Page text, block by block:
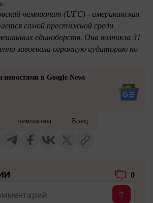
чемпионат (UFC) - американская
самой престижной среди
единоборств. Она возникла 31
завоевала огромную аудиторию по
в Google News
чемпионы Боец
0